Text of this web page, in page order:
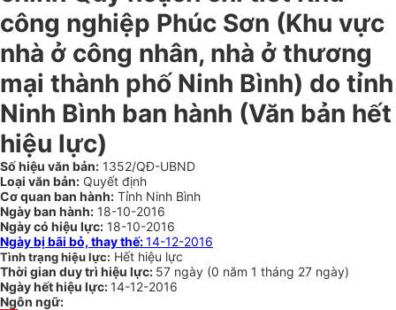
công nghiệp Phúc Sơn (Khu vực
nhà ở công nhân, nhà ở thương
mại thành phố Ninh Bình) do tỉnh
Ninh Bình ban hành (Văn bản hết
hiệu lực)
Số hiệu văn bản: 1352/QĐ-UBND
Loại văn bản: Quyết định
Cơ quan ban hành: Tỉnh Ninh Bình
Ngày ban hành: 18-10-2016
Ngày có hiệu lực: 18-10-2016
Ngày bị bãi bỏ, thay thế:14-12-2016
Tình trạng hiệu lực: Hết hiệu lực
Thời gian duy trì hiệu lực: 57 ngày (0 năm 1 tháng 27 ngày)
Ngày hết hiệu lực: 14-12-2016
Ngôn ngữ: